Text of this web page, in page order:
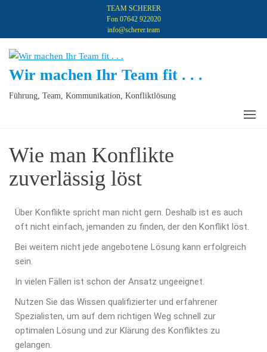
TEAM SCHERER
Fon 07642 922020
info@scherer.team
Wir machen Ihr Team fit . . .
Führung, Team, Kommunikation, Konfliktlösung
Wie man Konflikte
zuverlässig löst
Über Konflikte spricht man nicht gern. Deshalb ist es auch
oft nicht einfach, jemanden zu finden, der den Konflikt löst.
Bei weitem nicht jede angebotene Lösung kann erfolgreich
sein.
In vielen Fällen ist schon der Ansatz ungeeignet.
Nutzen Sie das Wissen qualifizierter und erfahrener
Spezialisten, um auf dem richtigen Weg schnell zur
optimalen Lösung und zur Klärung des Konfliktes zu
gelangen.